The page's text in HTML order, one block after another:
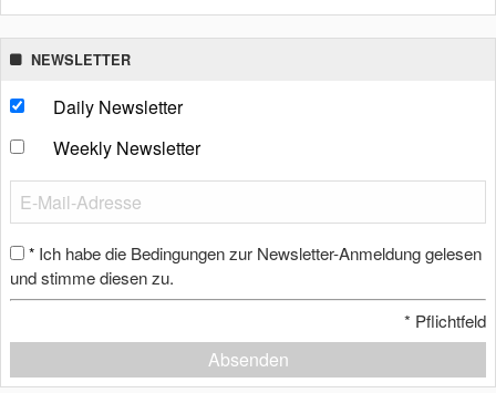
NEWSLETTER
Daily Newsletter
Weekly Newsletter
* Ich habe die Bedingungen zur Newsletter-Anmeldung gelesen
und stimme diesen zu.
* Pflichtfeld
Absenden